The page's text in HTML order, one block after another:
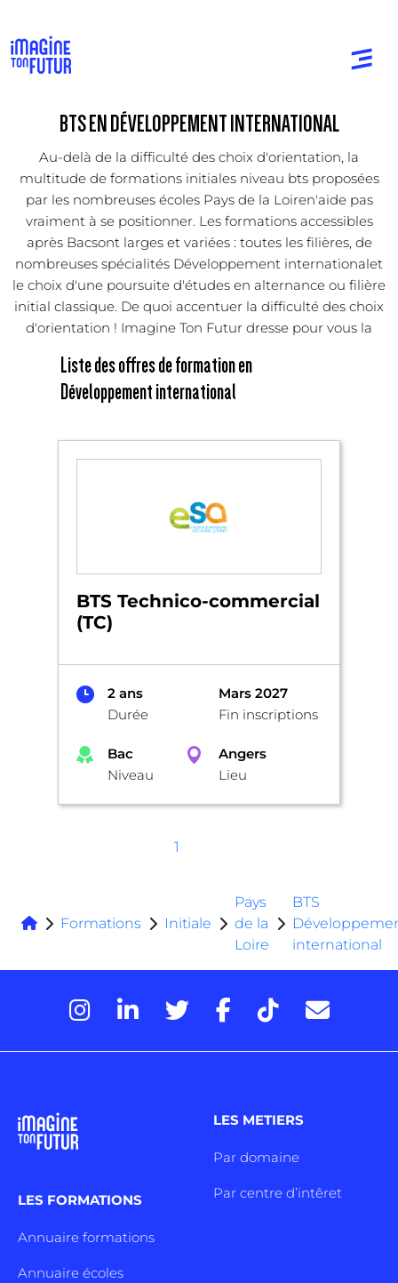
BTS EN DÉVELOPPEMENT INTERNATIONAL
Au-delà de la difficulté des choix d'orientation, la
multitude de formations initiales niveau bts proposées
par les nombreuses écoles Pays de la Loiren'aide pas
vraiment à se positionner. Les formations accessibles
après Bacsont larges et variées : toutes les filières, de
nombreuses spécialités Développement internationalet
le choix d'une poursuite d'études en alternance ou filière
initial classique. De quoi accentuer la difficulté des choix
d'orientation ! Imagine Ton Futur dresse pour vous la
Liste des offres de formation en
Développement international
BTS Technico-commercial
(TC)
2 ans
Durée
Mars 2027
Fin inscriptions
Bac
Niveau
Angers
Lieu
1
Formations Initiale
Pays
de la
Loire
BTS
international
LES FORMATIONS
Annuaire formations
Annuaire écoles
LES METIERS
Par domaine
Par centre d’intêret